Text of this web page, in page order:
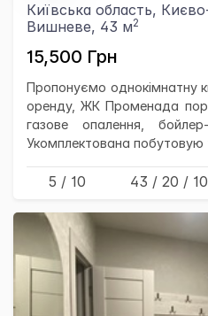
Київська область,
Вишневе, 43 м2
15,500 Грн
Пропонуємо однокімнатну
оренду, ЖК Променада
газове опалення,
Укомплектована побутовую
5 / 10 43 / 20 / 10